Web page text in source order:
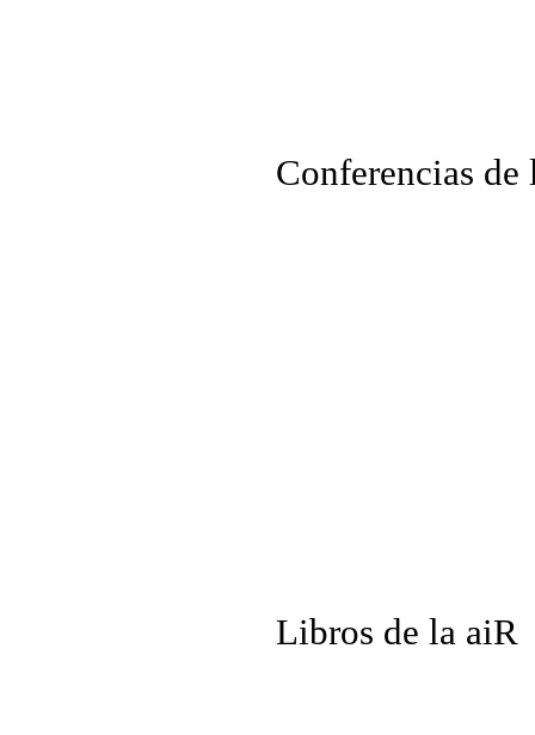
Conferencias
Libros de la aiR